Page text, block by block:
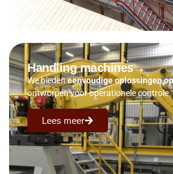
Handling machines
We biedeneenvoudige oplossingen
ontworpen voor operationele controle.
Lees meer